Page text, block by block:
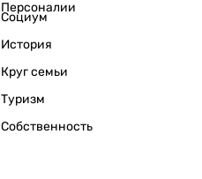
Персоналии
Социум
История
Круг семьи
Туризм
Собственность